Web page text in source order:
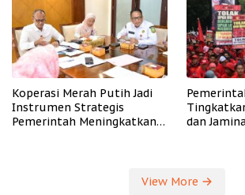
Koperasi Merah Putih Jadi
Instrumen Strategis
Pemerintah Meningkatkan
dan
View More